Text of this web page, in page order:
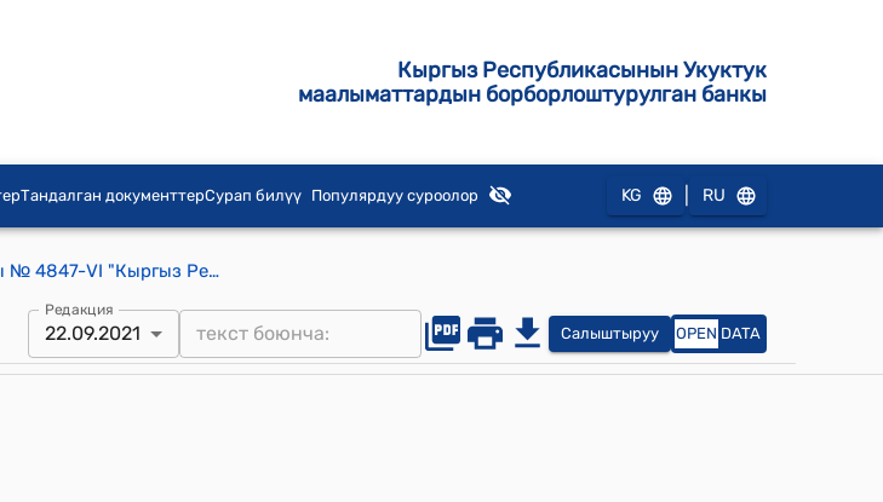
Кыргыз Республикасынын Укуктук
маалыматтардын борборлоштурулган банкы
Тандалган документтерСурап билүү Популярдуу суроолор KG RU
КР Жогорку Кеңешинин 2021-жылдын 22-сентябрындагы № 4847-VI "Кыргыз Республикасынын айрым мыйзам актыларына ("Энергиянын кайра жаралуучу булактары жөнүндө", "Кыргыз Республикасындагы лицензиялык-уруксат берүү тутуму жөнүндө" Кыргыз Республикасынын мыйзамдарына) өзгөртүүлөрдү киргизүү тууралуу" Кыргыз Республикасынын Мыйзамын кабыл алуу жөнүндө" токтому
Редакция
22.09.2021 Салыштыруу OPEN DATA